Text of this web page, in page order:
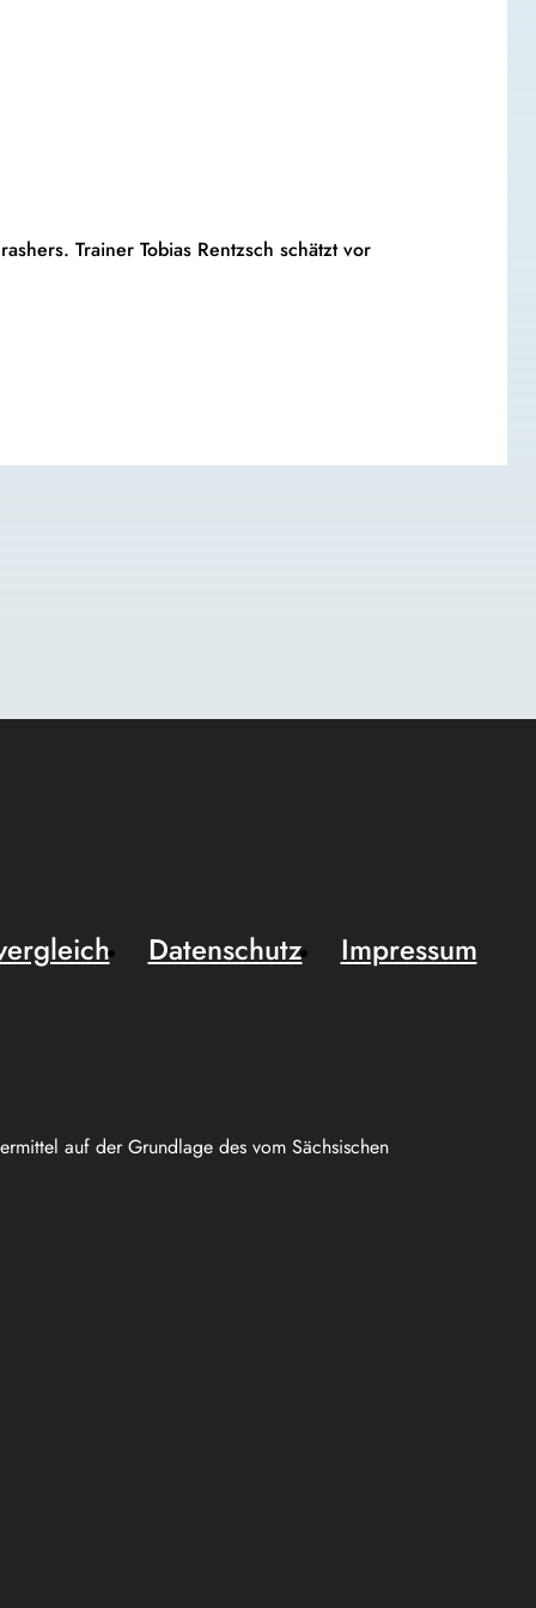
Trainer Tobias Rentzsch schätzt vor
auf der Grundlage des vom Sächsischen
Datenschutz
Impressum